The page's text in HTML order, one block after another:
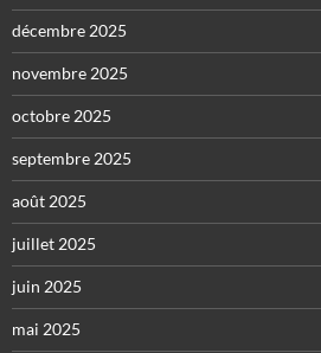
décembre 2025
novembre 2025
octobre 2025
septembre 2025
août 2025
juillet 2025
juin 2025
mai 2025